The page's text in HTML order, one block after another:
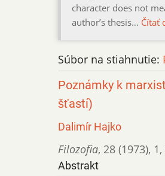
character does not
author’s thesis… Čítať
Súbor na stiahnutie:
Poznámky k
šťastí)
Dalimír Hajko
Filozofia, 28 (1973), 1,
Abstrakt